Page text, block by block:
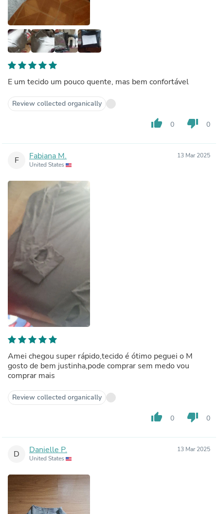
E um tecido um pouco quente, mas bem confortável
Review collected organically
thumb_up 0 thumb_down 0
F Fabiana M.
United States
13 Mar 2025
Amei chegou super rápido,tecido é ótimo peguei o M
gosto de bem justinha,pode comprar sem medo vou
comprar mais
Review collected organically
thumb_up 0 thumb_down 0
D Danielle P.
United States
13 Mar 2025